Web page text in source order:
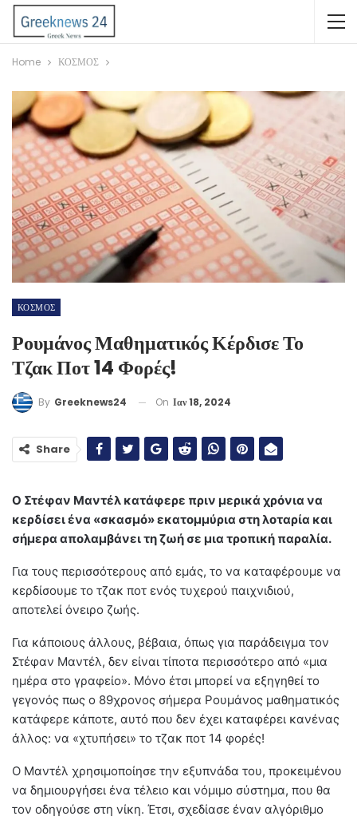
Home ΚΟΣΜΟΣ
ΚΟΣΜΟΣ
Ρουμάνος Μαθηματικός Κέρδισε Το
Τζακ Ποτ 14 Φορές!
By Greeknews24 On Ιαν 18, 2024
Share
Ο Στέφαν Μαντέλ κατάφερε πριν μερικά χρόνια να
κερδίσει ένα «σκασμό» εκατομμύρια στη λοταρία και
σήμερα απολαμβάνει τη ζωή σε μια τροπική παραλία.
Για τους περισσότερους από εμάς, το να καταφέρουμε να
κερδίσουμε το τζακ ποτ ενός τυχερού παιχνιδιού,
αποτελεί όνειρο ζωής.
Για κάποιους άλλους, βέβαια, όπως για παράδειγμα τον
Στέφαν Μαντέλ, δεν είναι τίποτα περισσότερο από «μια
ημέρα στο γραφείο». Μόνο έτσι μπορεί να εξηγηθεί το
γεγονός πως ο 89χρονος σήμερα Ρουμάνος μαθηματικός
κατάφερε κάποτε, αυτό που δεν έχει καταφέρει κανένας
άλλος: να «χτυπήσει» το τζακ ποτ 14 φορές!
Ο Μαντέλ χρησιμοποίησε την εξυπνάδα του, προκειμένου
να δημιουργήσει ένα τέλειο και νόμιμο σύστημα, που θα
τον οδηγούσε στη νίκη. Έτσι, σχεδίασε έναν αλγόριθμο